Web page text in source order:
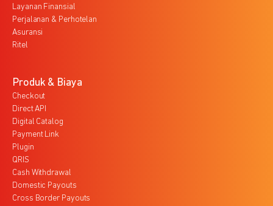
Layanan Finansial
Perjalanan & Perhotelan
Asuransi
Ritel
Produk & Biaya
Checkout
Direct API
Digital Catalog
Payment Link
Plugin
QRIS
Cash Withdrawal
Domestic Payouts
Cross Border Payouts